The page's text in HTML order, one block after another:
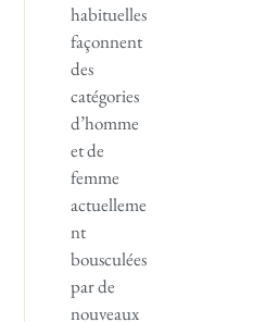
habituelles
façonnent
des
catégories
d’homme
et de
femme
actuelleme
nt
bousculées
par de
nouveaux